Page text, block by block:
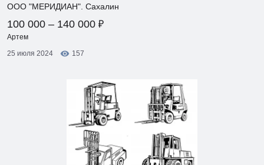
ООО "МЕРИДИАН". Сахалин
100 000 – 140 000 ₽
Артем
25 июля 2024
157